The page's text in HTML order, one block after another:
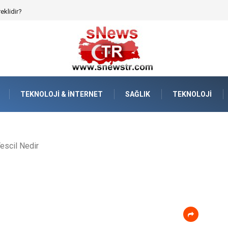
TEKNOLOJI & İNTERNET SAĞLIK TEKNOLOJI
Nedir